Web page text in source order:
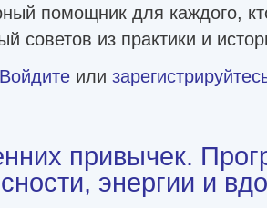
помощник для каждого,
советов из практики и
импровизация. Как играть на сцене так,
Войдите или
привычек.
энергии и